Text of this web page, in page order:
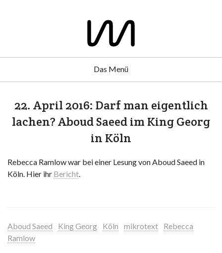
Das Menü
22. April 2016: Darf man eigentlich
lachen? Aboud Saeed im King Georg
in Köln
Rebecca Ramlow war bei einer Lesung von Aboud Saeed in
Köln. Hier ihr Bericht.
Aboud Saeed King Georg Köln mikrotext
Rebecca
Ramlow